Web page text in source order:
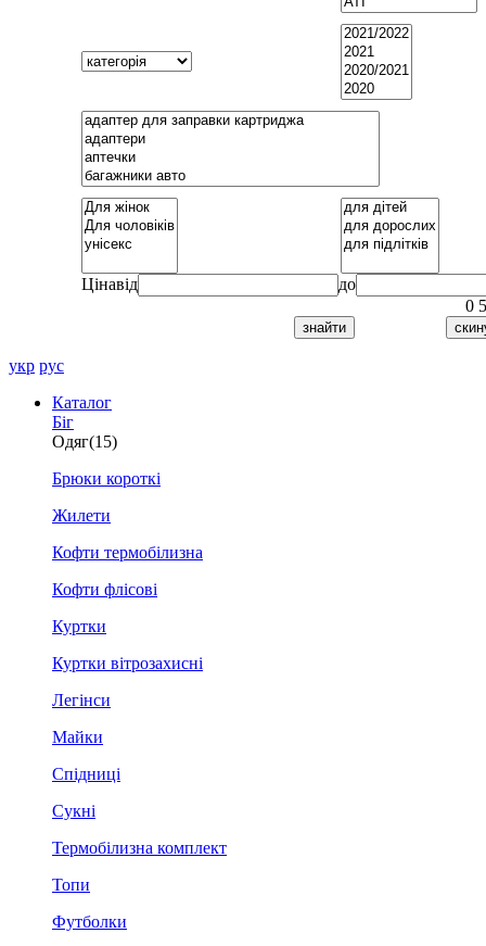
Цінавід
до
0
укр рус
Каталог
Біг
Одяг(15)
Брюки короткі
Жилети
Кофти термобілизна
Кофти флісові
Куртки
Куртки вітрозахисні
Легінси
Майки
Спідниці
Сукні
Термобілизна комплект
Топи
Футболки